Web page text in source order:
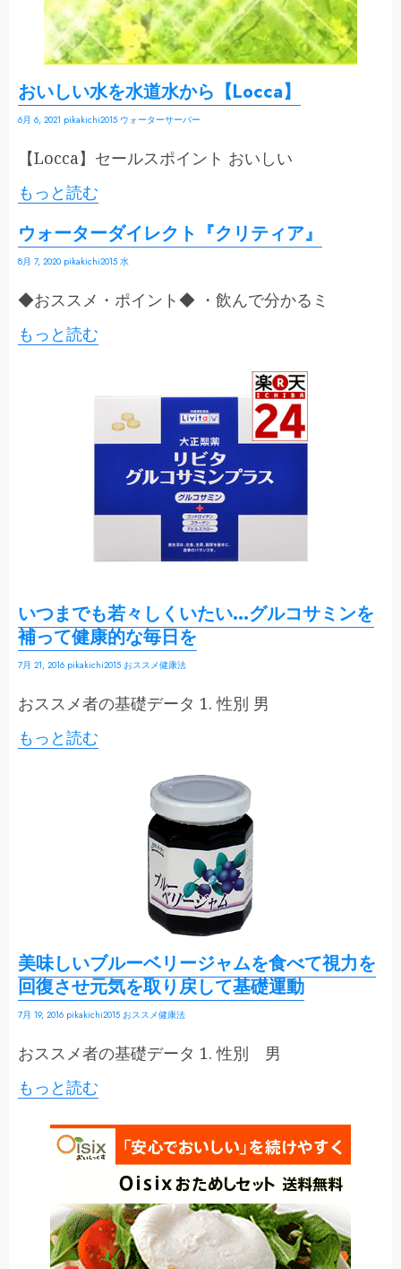
おいしい水を水道水から【Locca】
6月 6, 2021 pikakichi2015 ウォーターサーバー
【Locca】セールスポイント おいしい
もっと読む
ウォーターダイレクト『クリティア』
8月 7, 2020 pikakichi2015 水
◆おススメ・ポイント◆ ・飲んで分かるミ
もっと読む
いつまでも若々しくいたい…グルコサミンを
補って健康的な毎日を
7月 21, 2016 pikakichi2015 おススメ健康法
おススメ者の基礎データ 1. 性別 男
もっと読む
美味しいブルーベリージャムを食べて視力を
回復させ元気を取り戻して基礎運動
7月 19, 2016 pikakichi2015 おススメ健康法
おススメ者の基礎データ 1. 性別 男
もっと読む